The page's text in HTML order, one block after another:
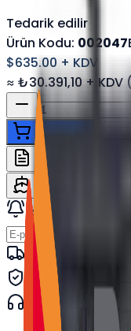
Tedarik edilir
Ürün Kodu: 002047
$635.00 + KDV
≈ ₺30.391,10+ KDV
Sepete ekle
Teklif İste
Kargo Dahil Fiyat
Stok gelince
Hızlı kargo ·
Orijinal ürün ·
Kurumsal